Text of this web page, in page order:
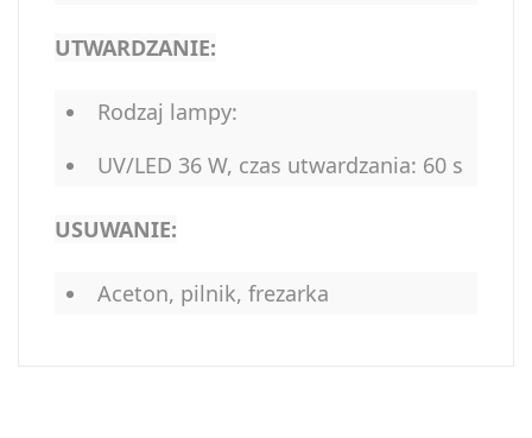
UTWARDZANIE:
Rodzaj lampy:
UV/LED 36 W, czas utwardzania: 60 s
USUWANIE:
Aceton, pilnik, frezarka